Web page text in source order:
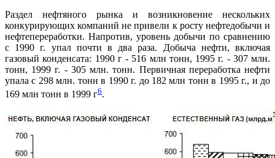
Раздел нефтяного рынка и возникновение нескольких
конкурирующих компаний не привели к росту нефтедобычи и
нефтепереработки. Напротив, уровень добычи по сравнению
с 1990 г. упал почти в два раза. Добыча нефти, включая
газовый конденсата: 1990 г - 516 млн тонн, 1995 г. - 307 млн.
тонн, 1999 г. - 305 млн. тонн. Первичная переработка нефти
упала с 298 млн. тонн в 1990 г. до 182 млн тонн в 1995 г., и до
169 млн тонн в 1999 г6.